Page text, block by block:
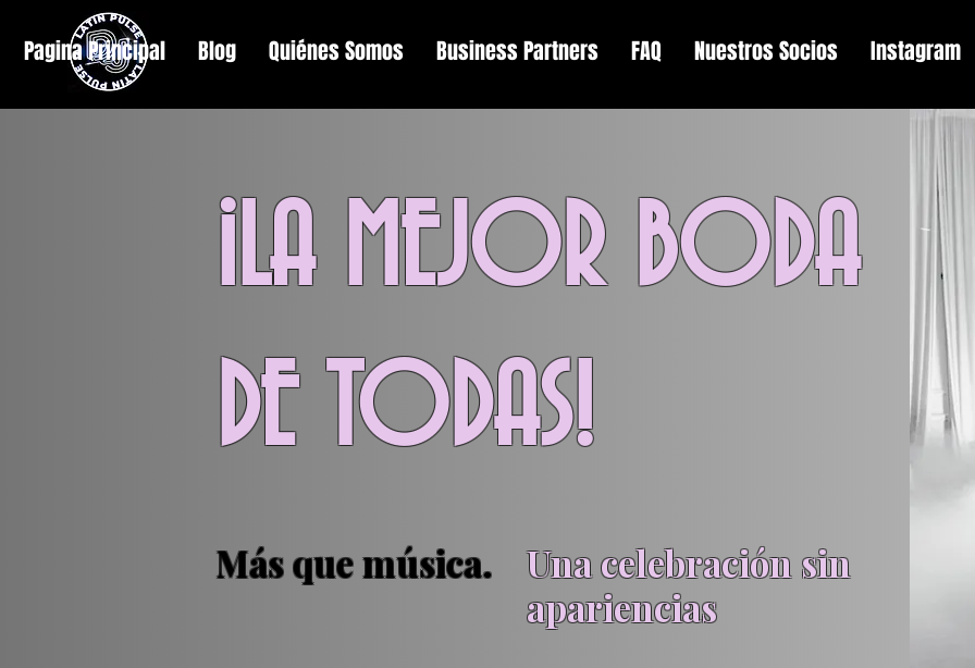
Pagina Principal Blog Quiénes Somos Business Partners FAQ Nuestros Socios Instagram
Más que música.
¡LA MEJOR BODA
DE TODAS!
Una celebración sin
apariencias